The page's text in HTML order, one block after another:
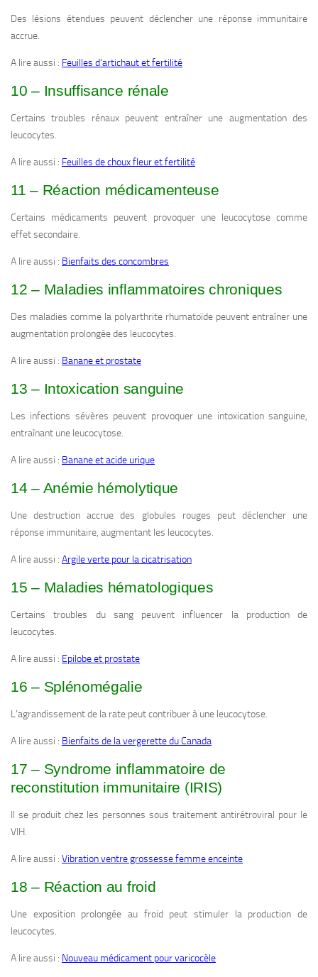
Des lésions étendues peuvent déclencher une réponse immunitaire
accrue.
A lire aussi : Feuilles d’artichaut et fertilité
10 – Insuffisance rénale
Certains troubles rénaux peuvent entraîner une augmentation des
leucocytes.
A lire aussi : Feuilles de choux fleur et fertilité
11 – Réaction médicamenteuse
Certains médicaments peuvent provoquer une leucocytose comme
effet secondaire.
A lire aussi : Bienfaits des concombres
12 – Maladies inflammatoires chroniques
Des maladies comme la polyarthrite rhumatoïde peuvent entraîner une
augmentation prolongée des leucocytes.
A lire aussi : Banane et prostate
13 – Intoxication sanguine
Les infections sévères peuvent provoquer une intoxication sanguine,
entraînant une leucocytose.
A lire aussi : Banane et acide urique
14 – Anémie hémolytique
Une destruction accrue des globules rouges peut déclencher une
réponse immunitaire, augmentant les leucocytes.
A lire aussi : Argile verte pour la cicatrisation
15 – Maladies hématologiques
Certains troubles du sang peuvent influencer la production de
leucocytes.
A lire aussi : Epilobe et prostate
16 – Splénomégalie
L’agrandissement de la rate peut contribuer à une leucocytose.
A lire aussi : Bienfaits de la vergerette du Canada
17 – Syndrome inflammatoire de
reconstitution immunitaire (IRIS)
Il se produit chez les personnes sous traitement antirétroviral pour le
VIH.
A lire aussi : Vibration ventre grossesse femme enceinte
18 – Réaction au froid
Une exposition prolongée au froid peut stimuler la production de
leucocytes.
A lire aussi : Nouveau médicament pour varicocèle